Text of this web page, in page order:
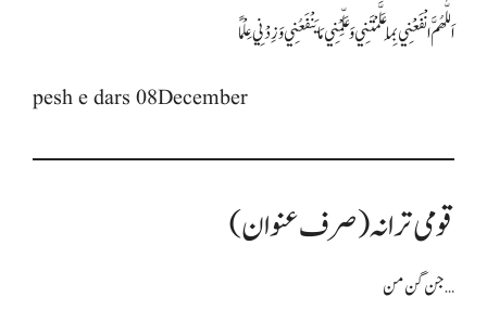
اَللّٰهُمَّ انْفَعْنِي بِمَا عَلَّمْتَنِي وَعَلِّمْنِي مَا يَنْفَعُنِي وَزِدْنِي عِلْمًا
pesh e dars 08December
قومی ترانہ (صرف عنوان)
جن گن من…